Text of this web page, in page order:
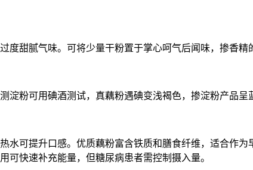
甜腻气味。可将少量干粉置于掌心呵气后闻味，掺香精
粉可用碘酒测试，真藕粉遇碘变浅褐色，掺淀粉产品呈
水可提升口感。优质藕粉富含铁质和膳食纤维，适合作
可快速补充能量，但糖尿病患者需控制摄入量。